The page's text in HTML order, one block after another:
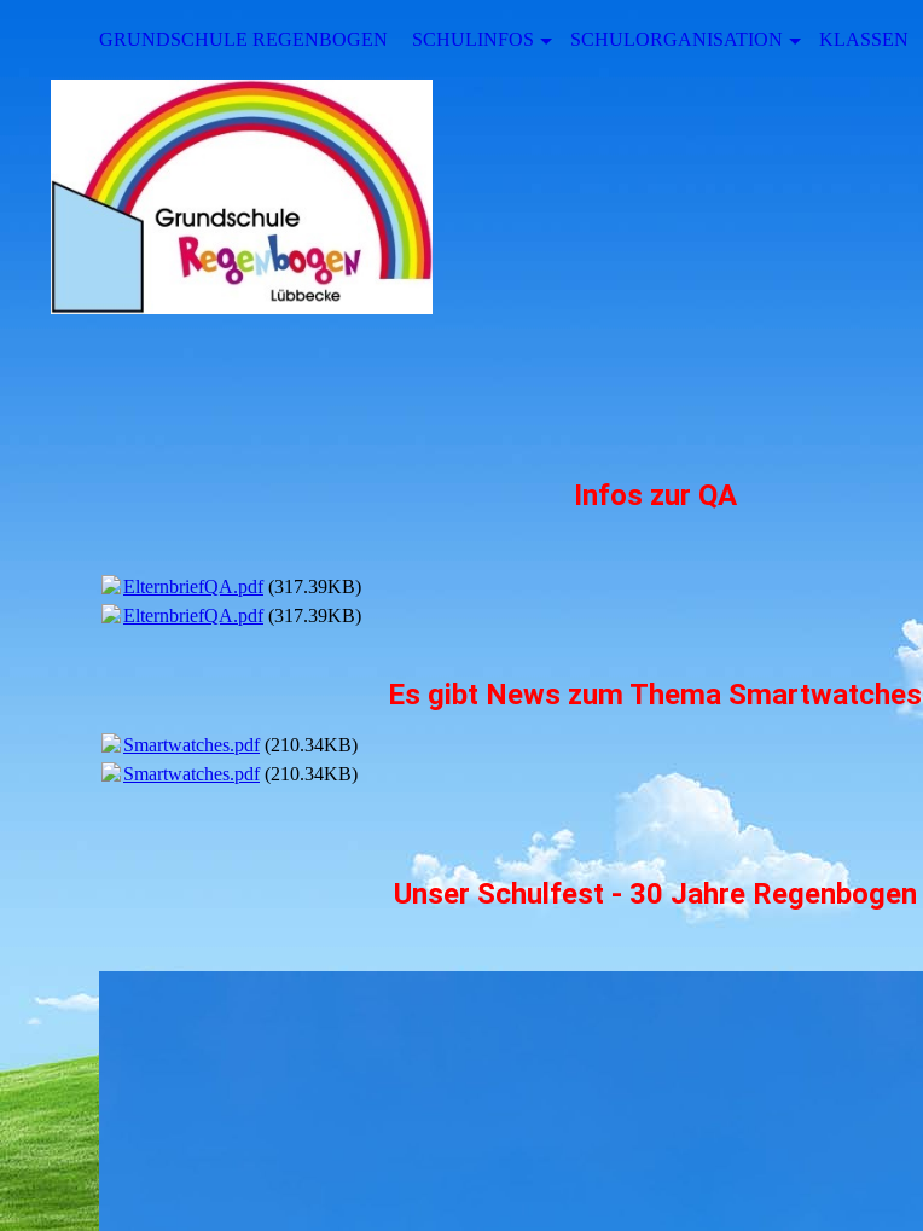
GRUNDSCHULE REGENBOGEN SCHULINFOS SCHULORGANISATION KLASSEN
Infos zur QA
ElternbriefQA.pdf(317.39KB)
ElternbriefQA.pdf(317.39KB)
Es gibt News zum Thema Smartwatches
Smartwatches.pdf(210.34KB)
Smartwatches.pdf(210.34KB)
Unser Schulfest - 30 Jahre Regenbogen